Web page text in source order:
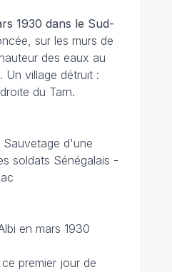
1930 dans le Sud-
sur les murs de
des eaux au
Un village détruit :
du Tarn.
d'une
soldats Sénégalais -
en mars 1930
premier jour de